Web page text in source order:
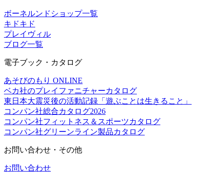
ボーネルンドショップ一覧
キドキド
プレイヴィル
ブログ一覧
電子ブック・カタログ
あそびのもり ONLINE
ベカ社のプレイファニチャーカタログ
東日本大震災後の活動記録「遊ぶことは生きること」
コンパン社総合カタログ2026
コンパン社フィットネス＆スポーツカタログ
コンパン社グリーンライン製品カタログ
お問い合わせ・その他
お問い合わせ